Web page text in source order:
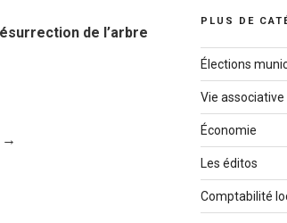
de l’arbre
PLUS DE
Élections
Vie associative
Économie
Les éditos
Comptabilité